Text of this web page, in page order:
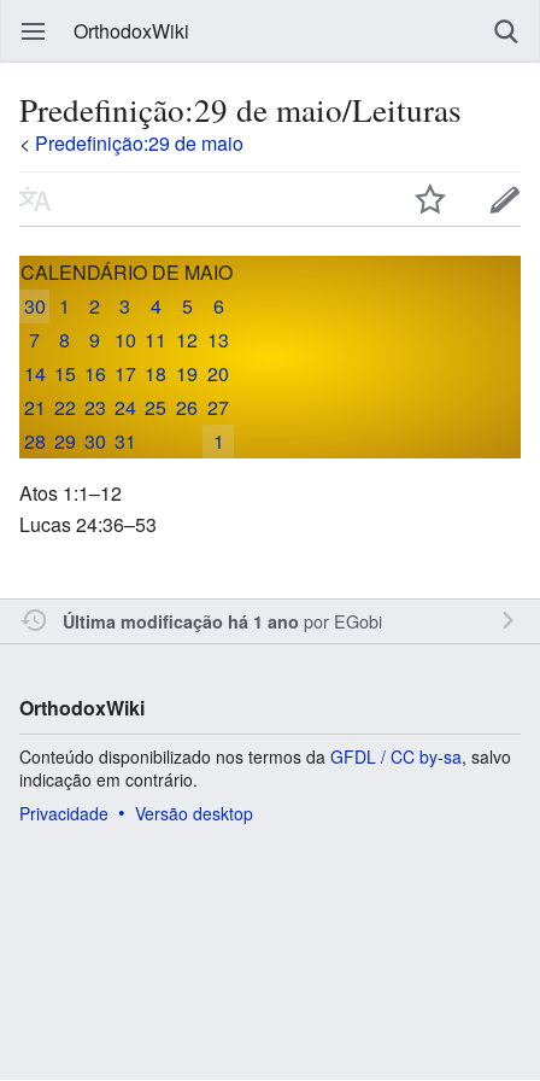
OrthodoxWiki
Predefinição:29 de maio/Leituras
< Predefinição:29 de maio
CALENDÁRIO DE MAIO
30 1 2 3 4 5
6
7
8 9 10 11 12 13
14 15 16 17 18 19 20
21 22 23 24 25 26 27
28 29 30 31
1
Atos 1:1–12
Lucas 24:36–53
Última modificação há 1 ano por EGobi
OrthodoxWiki
Conteúdo disponibilizado nos termos da GFDL / CC by-sa, salvo
indicação em contrário.
Privacidade
Versão desktop